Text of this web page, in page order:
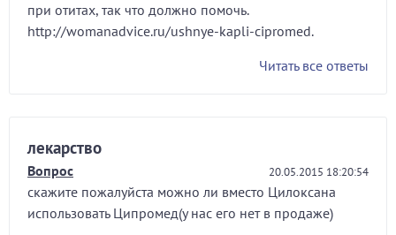
при отитах, так что должно помочь.
http://womanadvice.ru/ushnye-kapli-cipromed.
Читать все ответы
лекарство
Вопрос 20.05.2015 18:20:54
скажите пожалуйста можно ли вместо Цилоксана
использовать Ципромед(у нас его нет в продаже)